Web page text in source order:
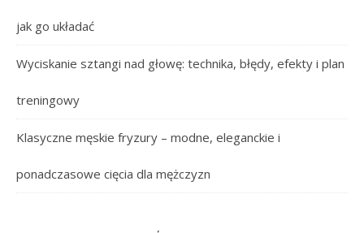
jak go układać
Wyciskanie sztangi nad głowę: technika, błędy, efekty i plan
treningowy
Klasyczne męskie fryzury – modne, eleganckie i
ponadczasowe cięcia dla mężczyzn